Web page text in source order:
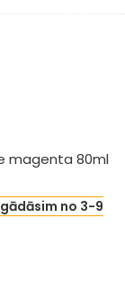
magenta 80ml
no 3-9